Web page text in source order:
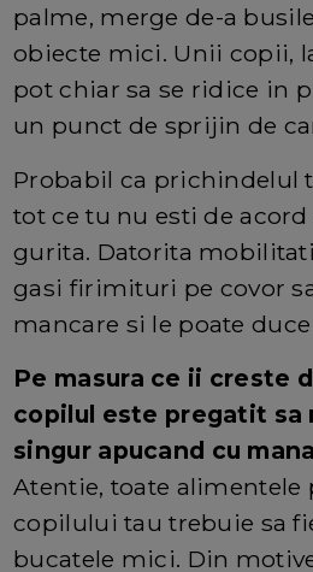
palme, merge de-a
obiecte mici. Unii copii,
pot chiar sa se ridice in
un punct de sprijin de
Probabil ca prichindelul
tot ce tu nu esti de acord
gurita. Datorita
gasi firimituri pe covor
mancare si le poate
Pe masura ce ii creste
copilul este pregatit sa
singur apucand cu
Atentie, toate alimentele
copilului tau trebuie sa
bucatele mici. Din